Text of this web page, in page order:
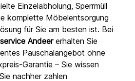
Einzelabholung, Sperrmüll
komplette Möbelentsorgung
für Sie am besten ist. Bei
Andeererhalten Sie
Pauschalangebot ohne
Garantie – Sie wissen
nachher zahlen